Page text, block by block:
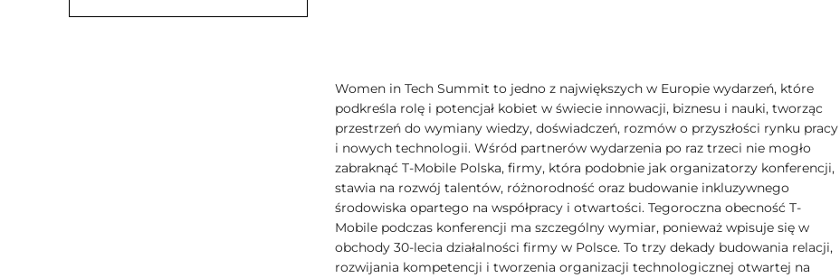
Women in Tech Summit to jedno z największych w Europie wydarzeń, które
podkreśla rolę i potencjał kobiet w świecie innowacji, biznesu i nauki, tworząc
przestrzeń do wymiany wiedzy, doświadczeń, rozmów o przyszłości rynku pracy
i nowych technologii. Wśród partnerów wydarzenia po raz trzeci nie mogło
zabraknąć T-Mobile Polska, firmy, która podobnie jak organizatorzy konferencji,
stawia na rozwój talentów, różnorodność oraz budowanie inkluzywnego
środowiska opartego na współpracy i otwartości. Tegoroczna obecność T-
Mobile podczas konferencji ma szczególny wymiar, ponieważ wpisuje się w
obchody 30-lecia działalności firmy w Polsce. To trzy dekady budowania relacji,
rozwijania kompetencji i tworzenia organizacji technologicznej otwartej na